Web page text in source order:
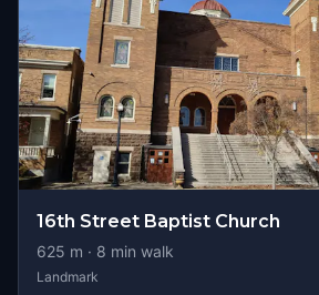
16th Street Baptist Church
625 m · 8 min walk
Landmark